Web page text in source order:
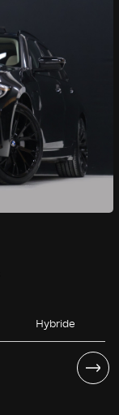
Hybride